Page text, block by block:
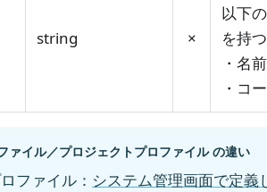
string ×
以下
を持
・名前
・コ
ァイル／プロジェクトプロファイル の違い
ファイル： システム管理画面で定義